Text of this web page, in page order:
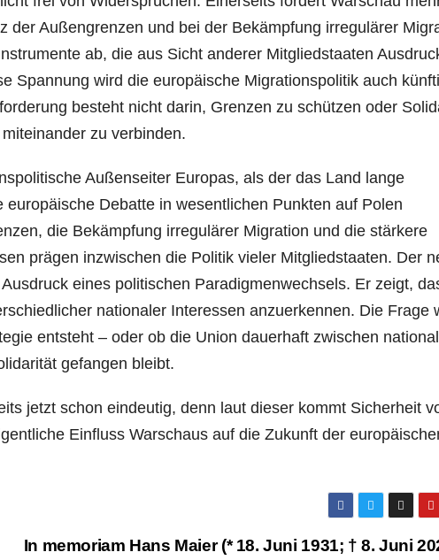
der Außengrenzen und bei der Bekämpfung irregulärer
ab, die aus Sicht anderer Mitgliedstaaten
Spannung wird die europäische Migrationspolitik auch
besteht nicht darin, Grenzen zu schützen oder
zu verbinden.
Außenseiter Europas, als der das Land lange
Debatte in wesentlichen Punkten auf Polen
die Bekämpfung irregulärer Migration und die stärkere
prägen inzwischen die Politik vieler Mitgliedstaaten. Der
eines politischen Paradigmenwechsels. Er zeigt,
nationaler Interessen anzuerkennen. Die Frage
entsteht – oder ob die Union dauerhaft zwischen
gefangen bleibt.
jetzt schon eindeutig, denn laut dieser kommt Sicherheit
Einfluss Warschaus auf die Zukunft der
In memoriam Hans Maier (* 18. Juni 1931; † 8. Juni